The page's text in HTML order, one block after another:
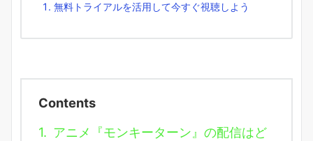
無料トライアルを活用して今すぐ視聴しよう
Contents
1. アニメ『モンキーターン』の配信はど